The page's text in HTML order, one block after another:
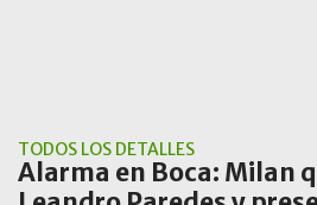
TODOS LOS DETALLES
Alarma en Boca: Milan